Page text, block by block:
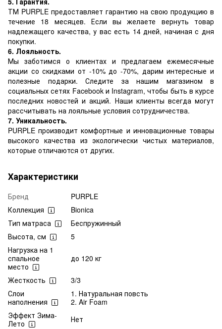
ТМ PURPLE предоставляет гарантию на свою продукцию в
течение 18 месяцев. Если вы желаете вернуть товар
надлежащего качества, у вас есть 14 дней, начиная с дня
покупки.
6. Лояльность.
Мы заботимся о клиентах и предлагаем ежемесячные
акции со скидками от -10% до -70%, дарим интересные и
полезные подарки. Следите за нашим магазином в
социальных сетях Facebook и Instagram, чтобы быть в курсе
последних новостей и акций. Наши клиенты всегда могут
рассчитывать на лояльные условия сотрудничества.
7. Уникальность.
PURPLE производит комфортные и инновационные товары
высокого качества из экологически чистых материалов,
которые отличаются от других.
Характеристики
Бренд
PURPLE
Коллекция
Bionica
Тип матраса
Беспружинный
Высота, см
5
Нагрузка на 1
спальное
место
до 120 кг
Жесткость
3/3
Слои
наполнения
1. Натуральная повсть
2. Air Foam
Эффект Зима-
Лето
Нет